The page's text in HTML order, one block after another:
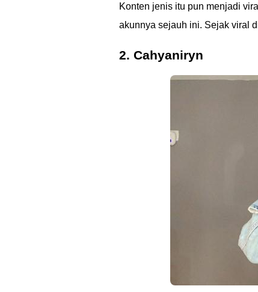
Konten jenis itu pun menjadi
akunnya sejauh ini. Sejak viral
2. Cahyaniryn